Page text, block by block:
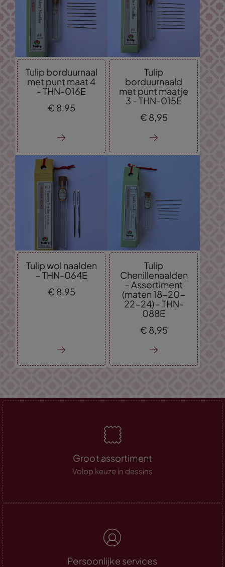
Tulip borduurnaal
met punt maat 4
- THN-016E
€ 8,95
Tulip
borduurnaald
met punt maatje
3 - THN-015E
€ 8,95
Tulip wol naalden
– THN-064E
€ 8, 95
Tulip
Chenillenaalden
– Assortiment
(maten 18-20-
22-24) - THN-
088E
€ 8, 95
Groot assortiment
Volop keuze in dessins
Persoonlijke services